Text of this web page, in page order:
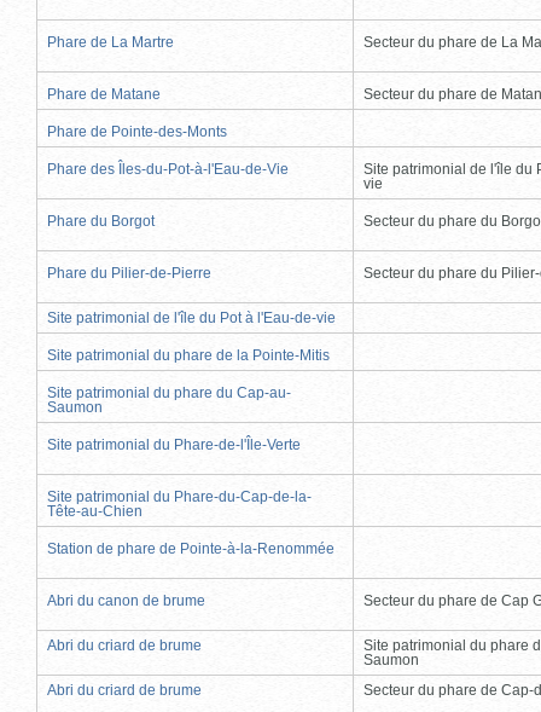
Phare de La Martre Secteur du phare de La
Phare de Matane Secteur du phare de
Phare de Pointe-des-Monts
Phare des Îles-du-Pot-à-l'Eau-de-Vie
Site patrimonial de l'île du
vie
Phare du Borgot Secteur du phare du
Phare du Pilier-de-Pierre Secteur du phare du
Site patrimonial de l'île du Pot à l'Eau-de-vie
Site patrimonial du phare de la Pointe-Mitis
Site patrimonial du phare du Cap-au-
Saumon
Site patrimonial du Phare-de-l'Île-Verte
Site patrimonial du Phare-du-Cap-de-la-
Tête-au-Chien
Station de phare de Pointe-à-la-Renommée
Abri du canon de brume Secteur du phare de Cap
Abri du criard de brume
Site patrimonial du phare
Saumon
Abri du criard de brume
Secteur du phare de Cap-